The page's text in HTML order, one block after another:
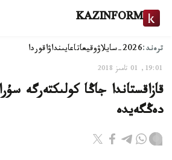
KAZINFORM
ترەند:2026-سايلاۋ وقيعاتاعايىنداۋاقوردا
19:01, 01 تامىز 2018
قازاقستاندا جاڭا كولىكتەرگە
دەڭگەيدە